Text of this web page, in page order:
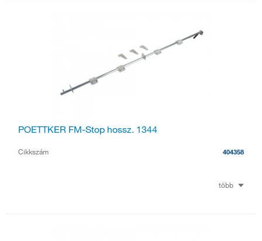
POETTKER FM-Stop hossz. 1344
Cikkszám 404358
több